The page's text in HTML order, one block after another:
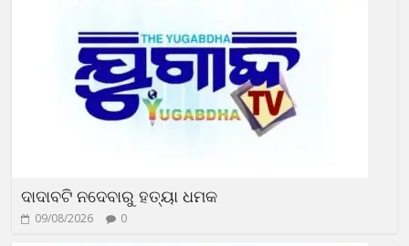
ଦାଦାବଟି ନଦେବାରୁ ହତ୍ୟା ଧମକ
09/08/2026 0